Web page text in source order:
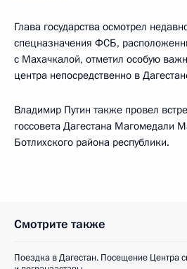
Глава государства осмотрел
спецназначения ФСБ,
с Махачкалой, отметил особую
центра непосредственно в
Владимир Путин также провел
госсовета Дагестана Магомедали
Ботлихского района республики.
Смотрите также
Поездка в Дагестан. Посещение Центра